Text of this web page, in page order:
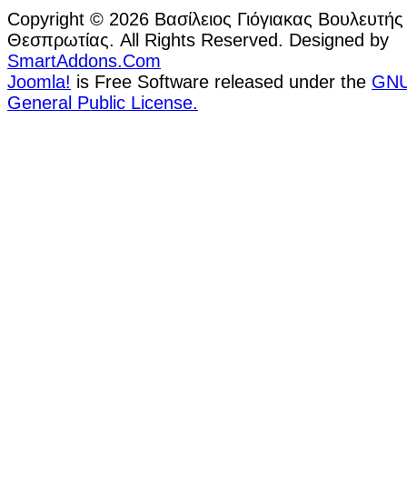
Copyright © 2026 Βασίλειος Γιόγιακας
Θεσπρωτίας. All Rights Reserved. Designed by
SmartAddons.Com
Joomla! is Free Software released under the
General Public License.